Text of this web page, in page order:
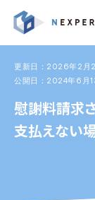
更新日：2026年2月
公開日：2024年6月
慰謝料請求
支払えない